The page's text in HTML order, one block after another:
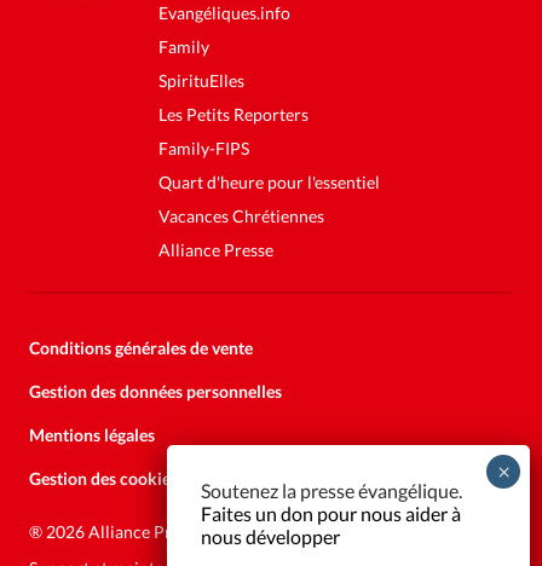
Evangéliques.info
Family
SpirituElles
Les Petits Reporters
Family-FIPS
Quart d'heure pour l'essentiel
Vacances Chrétiennes
Alliance Presse
Conditions générales de vente
Gestion des données personnelles
Mentions légales
Gestion des cookies
® 2026 Alliance Presse
Soutenez la presse évangélique.
Faites un don pour nous aider à
nous développer